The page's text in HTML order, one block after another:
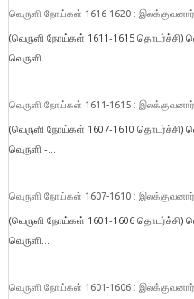
வெருளி நோய்கள் 1616-1620 :
(வெருளி நோய்கள் 1611-1615 தொடர்ச்சி)
வெருளி...
வெருளி நோய்கள் 1611-1615 :
(வெருளி நோய்கள் 1607-1610 தொடர்ச்சி)
வெருளி -...
வெருளி நோய்கள் 1607-1610 :
(வெருளி நோய்கள் 1601-1606 தொடர்ச்சி)
வெருளி...
வெருளி நோய்கள் 1601-1606 :